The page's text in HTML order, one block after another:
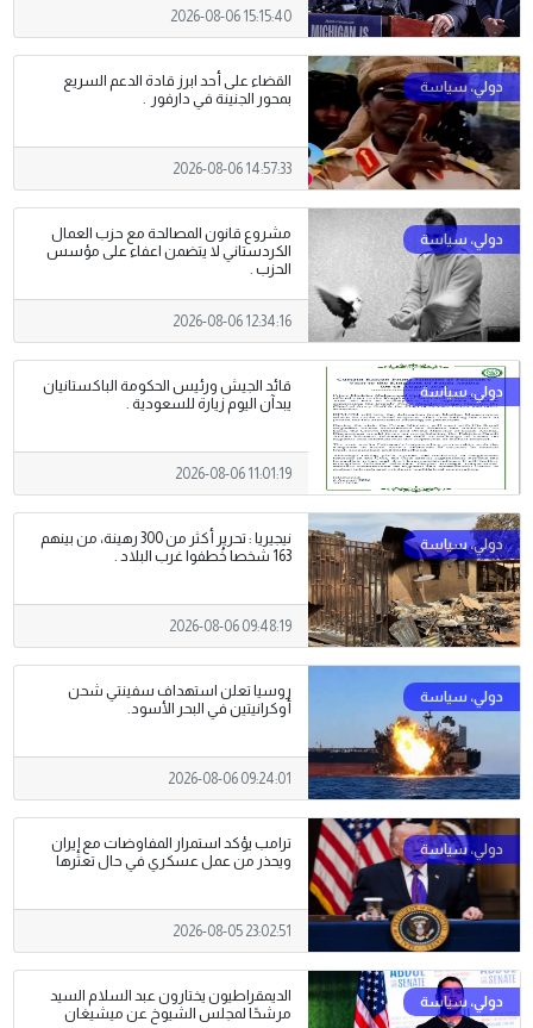
2026-08-06 15:15:40
القضاء على أحد ابرز قادة الدعم السريع
بمحور الجنينة في دارفور .
2026-08-06 14:57:33
مشروع قانون المصالحة مع حزب العمال
الكردستاني لا يتضمن اعفاء على مؤسس
الحزب .
2026-08-06 12:34:16
قائد الجيش ورئيس الحكومة الباكستانيان
يبدآن اليوم زيارة للسعودية .
2026-08-06 11:01:19
نيجيريا : تحرير أكثر من 300 رهينة، من بينهم
163 شخصا خُطفوا غرب البلاد .
2026-08-06 09:48:19
روسيا تعلن استهداف سفينتي شحن
أوكرانيتين في البحر الأسود.
2026-08-06 09:24:01
ترامب يؤكد استمرار المفاوضات مع إيران
ويحذر من عمل عسكري في حال تعثرها
2026-08-05 23:02:51
الديمقراطيون يختارون عبد السلام السيد
مرشحًا لمجلس الشيوخ عن ميشيغان